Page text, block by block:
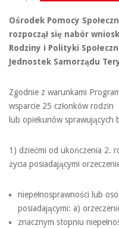
Ośrodek Pomocy
rozpoczął się nabór
Rodziny i Polityki
Jednostek Samorządu
Zgodnie z warunkami
wsparcie 25 członków rodzin
lub opiekunów sprawujących
1) dziećmi od ukończenia 2.
życia posiadającymi
niepełnosprawności lub
posiadającymi: a)
znacznym stopniu